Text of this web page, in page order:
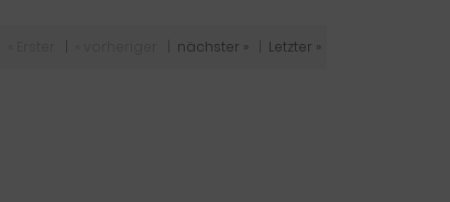
nächster » Letzter »